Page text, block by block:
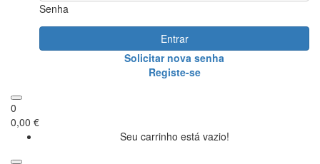
Senha
Entrar
Solicitar nova senha
Registe-se
0
0,00 €
Seu carrinho está vazio!